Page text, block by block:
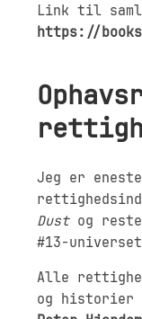
Link til
https://
Jeg er
Dustog
#13-
Alle
og